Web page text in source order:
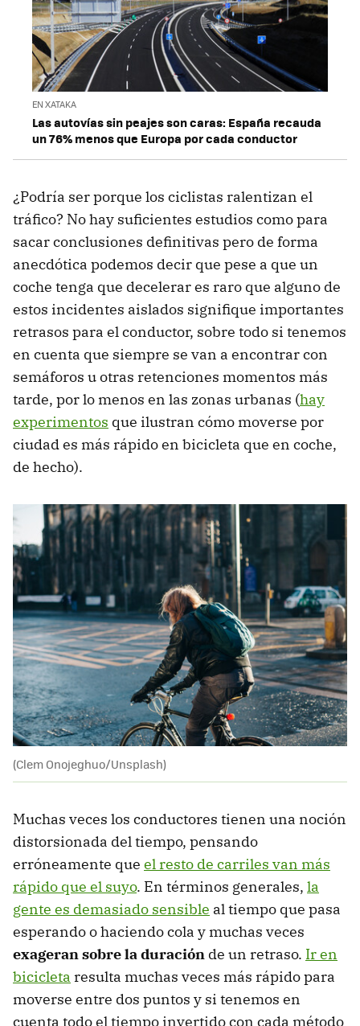
EN XATAKA
Las autovías sin peajes son caras: España recauda
un 76% menos que Europa por cada conductor
¿Podría ser porque los ciclistas ralentizan el
tráfico? No hay suficientes estudios como para
sacar conclusiones definitivas pero de forma
anecdótica podemos decir que pese a que un
coche tenga que decelerar es raro que alguno de
estos incidentes aislados signifique importantes
retrasos para el conductor, sobre todo si tenemos
en cuenta que siempre se van a encontrar con
semáforos u otras retenciones momentos más
tarde, por lo menos en las zonas urbanas (hay
experimentos que ilustran cómo moverse por
ciudad es más rápido en bicicleta que en coche,
de hecho).
(Clem Onojeghuo/Unsplash)
Muchas veces los conductores tienen una noción
distorsionada del tiempo, pensando
erróneamente que el resto de carriles van más
rápido que el suyo. En términos generales, la
gente es demasiado sensible al tiempo que pasa
esperando o haciendo cola y muchas veces
exageran sobre la duración de un retraso. Ir en
bicicleta resulta muchas veces más rápido para
moverse entre dos puntos y si tenemos en
cuenta todo el tiempo invertido con cada método